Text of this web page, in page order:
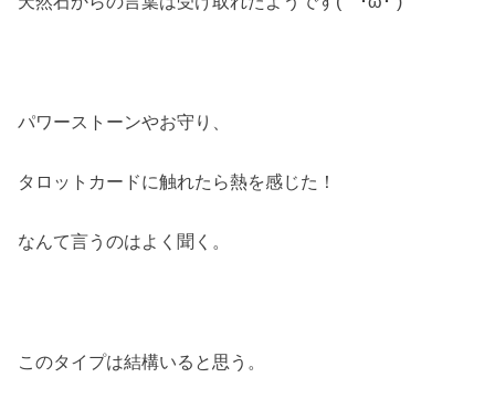
パワーストーンやお守り、
タロットカードに触れたら熱を感じた！
なんて言うのはよく聞く。
このタイプは結構いると思う。